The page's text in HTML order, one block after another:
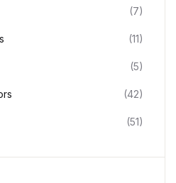
(7)
(11)
(5)
(42)
(51)